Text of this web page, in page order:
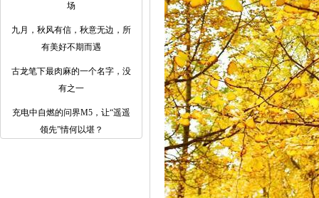
场
九月，秋风有信，秋意无边，所
有美好不期而遇
古龙笔下最肉麻的一个名字，没
有之一
充电中自燃的问界M5，让“遥遥
领先”情何以堪？